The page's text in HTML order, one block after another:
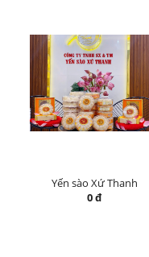
Yến sào Xứ Thanh
0 đ